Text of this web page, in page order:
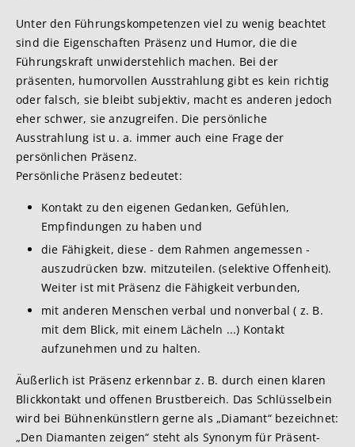
Unter den Führungskompetenzen viel zu wenig beachtet
sind die Eigenschaften Präsenz und Humor, die die
Führungskraft unwiderstehlich machen. Bei der
präsenten, humorvollen Ausstrahlung gibt es kein richtig
oder falsch, sie bleibt subjektiv, macht es anderen jedoch
eher schwer, sie anzugreifen. Die persönliche
Ausstrahlung ist u. a. immer auch eine Frage der
persönlichen Präsenz.
Persönliche Präsenz bedeutet:
Kontakt zu den eigenen Gedanken, Gefühlen,
Empfindungen zu haben und
die Fähigkeit, diese - dem Rahmen angemessen -
auszudrücken bzw. mitzuteilen. (selektive Offenheit).
Weiter ist mit Präsenz die Fähigkeit verbunden,
mit anderen Menschen verbal und nonverbal ( z. B.
mit dem Blick, mit einem Lächeln ...) Kontakt
aufzunehmen und zu halten.
Äußerlich ist Präsenz erkennbar z. B. durch einen klaren
Blickkontakt und offenen Brustbereich. Das Schlüsselbein
wird bei Bühnenkünstlern gerne als „Diamant“ bezeichnet:
„Den Diamanten zeigen“ steht als Synonym für Präsent-